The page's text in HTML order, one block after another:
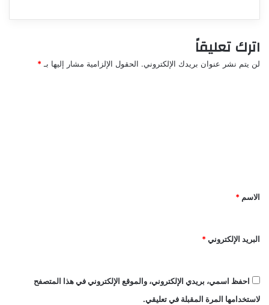
اترك تعليقاً
لن يتم نشر عنوان بريدك الإلكتروني. الحقول الإلزامية مشار إليها بـ *
ق
الاسم *
البريد الإلكتروني*
احفظ اسمي، بريدي الإلكتروني، والموقع الإلكتروني في هذا المتصفح
لاستخدامها المرة المقبلة في تعليقي.